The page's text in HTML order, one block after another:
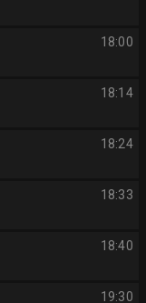
18:00
18:14
18:24
18:33
18:40
19:30